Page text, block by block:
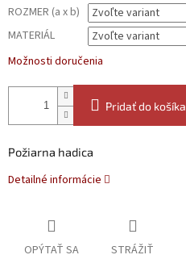
ROZMER (a x b)
MATERIÁL
Možnosti doručenia
Pridať do košíka
Požiarna hadica
Detailné informácie
OPÝTAŤ SA STRÁŽIŤ